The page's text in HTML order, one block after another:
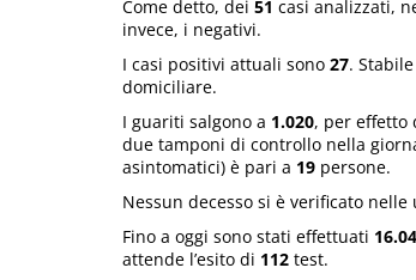
Come detto, dei 51 casi analizzati,
invece, i negativi.
I casi positivi attuali sono 27.
domiciliare.
I guariti salgono a 1.020, per effetto
due tamponi di controllo nella
asintomatici) è pari a 19 persone.
Nessun decesso si è verificato nelle
Fino a oggi sono stati effettuati
attende l’esito di 112 test.